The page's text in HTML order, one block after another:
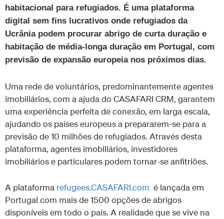
habitacional para refugiados. É uma plataforma
digital sem fins lucrativos onde refugiados da
Ucrânia podem procurar abrigo de curta duração e
habitação de média-longa duração em Portugal, com
previsão de expansão europeia nos próximos dias.
Uma rede de voluntários, predominantemente agentes
imobiliários, com a ajuda do CASAFARI CRM, garantem
uma experiência perfeita de conexão, em larga escala,
ajudando os países europeus a prepararem-se para a
previsão de 10 milhões de refugiados. Através desta
plataforma, agentes imobiliários, investidores
imobiliários e particulares podem tornar-se anfitriões.
A plataforma refugees.CASAFARI.com é lançada em
Portugal com mais de 1500 opções de abrigos
disponíveis em todo o país. A realidade que se vive na